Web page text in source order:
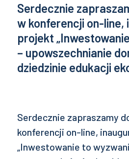
Serdecznie
w konferencji on-line,
projekt
– upowszechnianie
dziedzinie edukacji
Serdecznie zapraszamy
konferencji on-line,
„Inwestowanie to